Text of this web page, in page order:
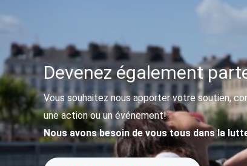
Devenez également
Vous souhaitez nous apporter votre soutien,
une action ou un événement!
Nous avons besoin de vous tous dans la